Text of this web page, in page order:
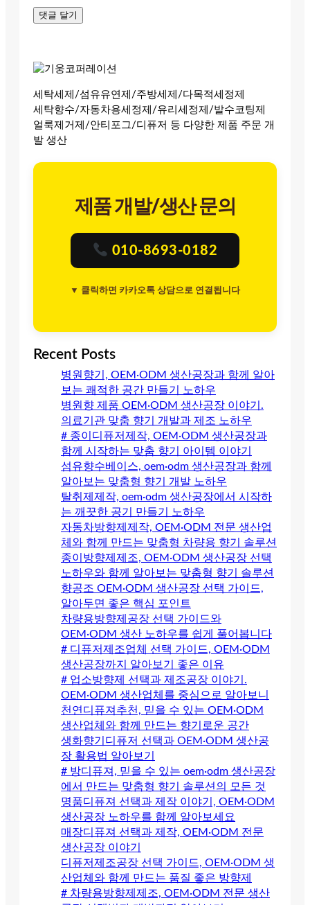
세탁세제/섬유유연제/주방세제/다목적세정제
세탁향수/자동차용세정제/유리세정제/발수코팅제
얼룩제거제/안티포그/디퓨저 등 다양한 제품 주문 개
발 생산
제품 개발/생산 문의
010-8693-0182
▼ 클릭하면 카카오톡 상담으로 연결됩니다
Recent Posts
병원향기, OEM·ODM 생산공장과 함께 알아
보는 쾌적한 공간 만들기 노하우
병원향 제품 OEM·ODM 생산공장 이야기.
의료기관 맞춤 향기 개발과 제조 노하우
# 종이디퓨저제작, OEM·ODM 생산공장과
함께 시작하는 맞춤 향기 아이템 이야기
섬유향수베이스, oem·odm 생산공장과 함께
알아보는 맞춤형 향기 개발 노하우
탈취제제작, oem·odm 생산공장에서 시작하
는 깨끗한 공기 만들기 노하우
자동차방향제제작, OEM·ODM 전문 생산업
체와 함께 만드는 맞춤형 차량용 향기 솔루션
종이방향제제조, OEM·ODM 생산공장 선택
노하우와 함께 알아보는 맞춤형 향기 솔루션
향공조 OEM·ODM 생산공장 선택 가이드,
알아두면 좋은 핵심 포인트
차량용방향제공장 선택 가이드와
OEM·ODM 생산 노하우를 쉽게 풀어봅니다
# 디퓨저제조업체 선택 가이드, OEM·ODM
생산공장까지 알아보기 좋은 이유
# 업소방향제 선택과 제조공장 이야기.
OEM·ODM 생산업체를 중심으로 알아보니
천연디퓨져추천, 믿을 수 있는 OEM·ODM
생산업체와 함께 만드는 향기로운 공간
생화향기디퓨저 선택과 OEM·ODM 생산공
장 활용법 알아보기
# 방디퓨져, 믿을 수 있는 oem·odm 생산공장
에서 만드는 맞춤형 향기 솔루션의 모든 것
명품디퓨져 선택과 제작 이야기, OEM·ODM
생산공장 노하우를 함께 알아보세요
매장디퓨져 선택과 제작, OEM·ODM 전문
생산공장 이야기
디퓨저제조공장 선택 가이드, OEM·ODM 생
산업체와 함께 만드는 품질 좋은 방향제
# 차량용방향제제조, OEM·ODM 전문 생산